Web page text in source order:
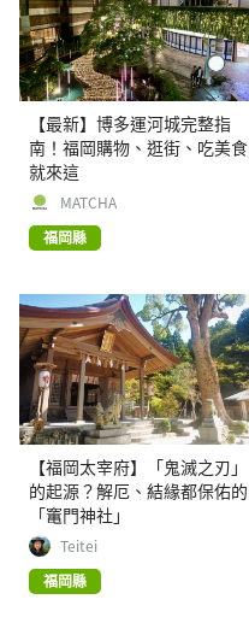
【最新】博多運河城完整指
南！福岡購物、逛街、吃美食
就來這
MATCHA
福岡縣
【福岡太宰府】「鬼滅之刃」
的起源？解厄、結緣都保佑的
「竃門神社」
Teitei
福岡縣